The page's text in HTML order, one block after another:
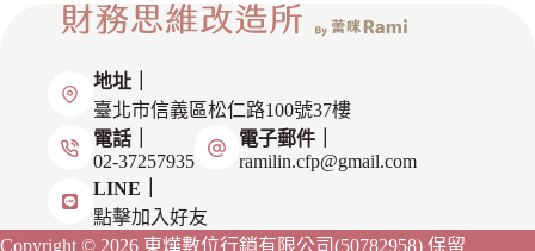
地址｜
臺北市信義區松仁路100號37樓
電話｜
02-37257935
電子郵件｜
ramilin.cfp@gmail.com
LINE｜
點擊加入好友
Copyright © 2026 東燁數位行銷有限公司(50782958) 保留